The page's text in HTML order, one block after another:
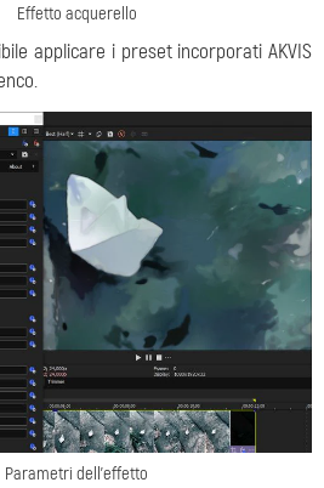
Effetto acquerello
applicare i preset incorporati AKVIS
Parametri dell'effetto